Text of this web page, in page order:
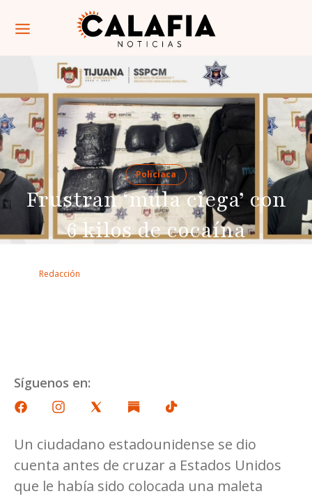
Policiaca
Frustran ‘mula ciega’ con
6 kilos de cocaína
Redacción
Síguenos en:
Un ciudadano estadounidense se dio
cuenta antes de cruzar a Estados Unidos
que le había sido colocada una maleta